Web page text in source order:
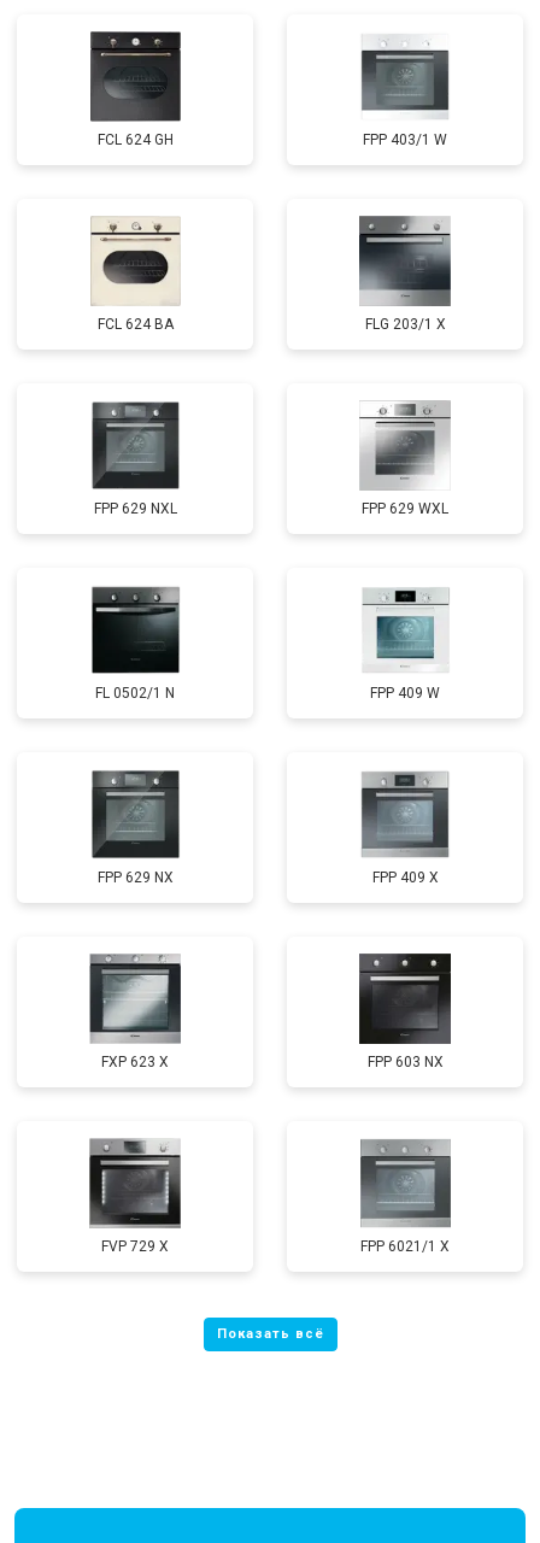
FCL 624 GH FPP 403/1 W
FCL 624 BA FLG 203/1 X
FPP 629 NXL FPP 629 WXL
FL 0502/1 N FPP 409 W
FPP 629 NX FPP 409 X
FXP 623 X FPP 603 NX
FVP 729 X FPP 6021/1 X